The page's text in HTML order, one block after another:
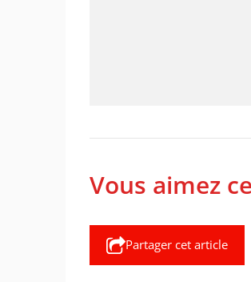
Vous aimez
Partager cet article